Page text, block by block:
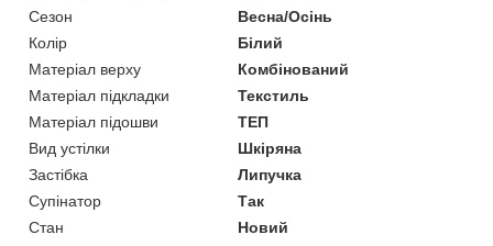
Сезон
Весна/Осінь
Колір
Білий
Матеріал верху
Комбінований
Матеріал підкладки
Текстиль
Матеріал підошви
ТЕП
Вид устілки
Шкіряна
Застібка
Липучка
Супінатор
Так
Стан
Новий